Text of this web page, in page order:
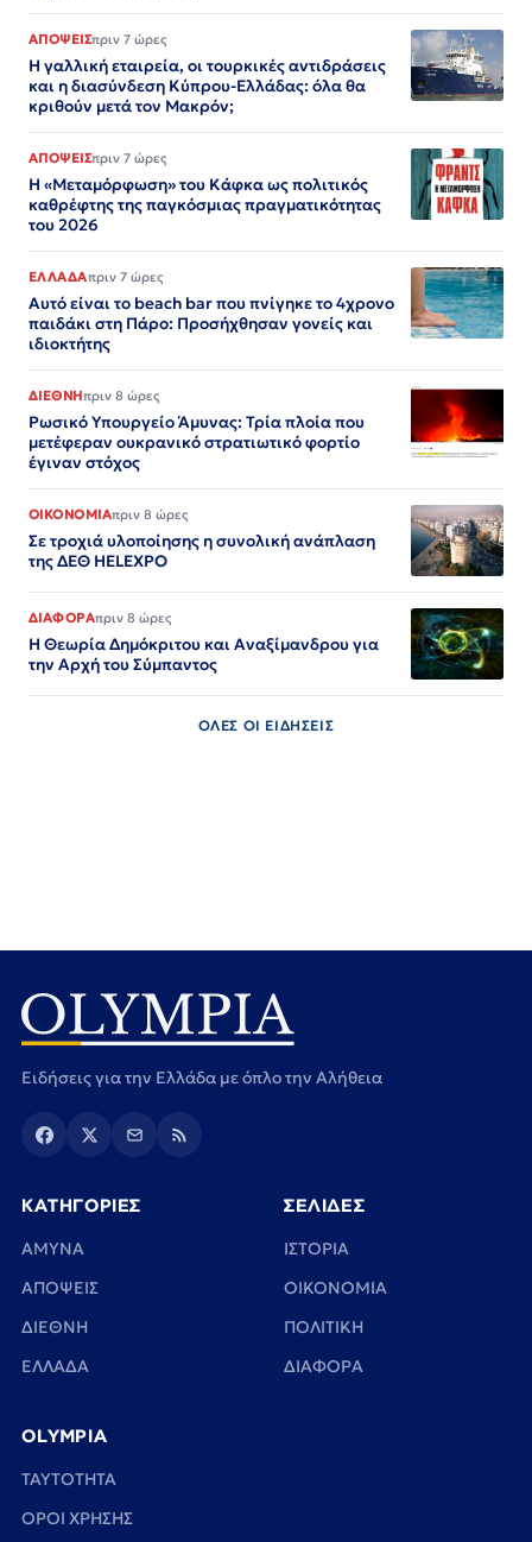
ΑΠΟΨΕΙΣπριν 7 ώρες
Η γαλλική εταιρεία, οι τουρκικές αντιδράσεις
και η διασύνδεση Κύπρου-Ελλάδας: όλα θα
κριθούν μετά τον Μακρόν;
ΑΠΟΨΕΙΣπριν 7 ώρες
Η «Μεταμόρφωση» του Κάφκα ως πολιτικός
καθρέφτης της παγκόσμιας πραγματικότητας
του 2026
ΕΛΛΑΔΑπριν 7 ώρες
Αυτό είναι το beach bar που πνίγηκε το 4χρονο
παιδάκι στη Πάρο: Προσήχθησαν γονείς και
ιδιοκτήτης
ΔΙΕΘΝΗπριν 8 ώρες
Ρωσικό Υπουργείο Άμυνας: Τρία πλοία που
μετέφεραν ουκρανικό στρατιωτικό φορτίο
έγιναν στόχος
ΟΙΚΟΝΟΜΙΑπριν 8 ώρες
Σε τροχιά υλοποίησης η συνολική ανάπλαση
της ΔΕΘ HELEXPO
ΔΙΑΦΟΡΑπριν 8 ώρες
Η Θεωρία Δημόκριτου και Αναξίμανδρου για
την Αρχή του Σύμπαντος
ΟΛΕΣ ΟΙ ΕΙΔΗΣΕΙΣ
Ειδήσεις για την Ελλάδα με όπλο την Αλήθεια
ΚΑΤΗΓΟΡΙΕΣ
ΑΜΥΝΑ
ΑΠΟΨΕΙΣ
ΔΙΕΘΝΗ
ΕΛΛΑΔΑ
ΣΕΛΙΔΕΣ
ΙΣΤΟΡΙΑ
ΟΙΚΟΝΟΜΙΑ
ΠΟΛΙΤΙΚΗ
ΔΙΑΦΟΡΑ
OLYMPIA
TAYTOTHTA
ΟΡΟΙ ΧΡΗΣΗΣ